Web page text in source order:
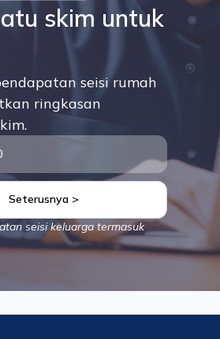
skim untuk
seisi rumah
ringkasan
Seterusnya >
seisi keluarga termasuk